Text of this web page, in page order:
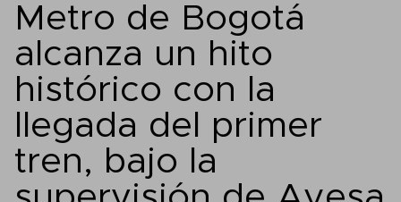
Metro de Bogotá
alcanza un hito
histórico con la
llegada del primer
tren, bajo la